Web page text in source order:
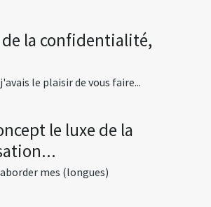
la confidentialité,
le plaisir de vous faire...
le luxe de la
mes (longues)